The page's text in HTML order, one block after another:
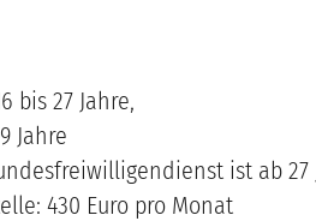
bis 27 Jahre,
Jahre
ist ab
430 Euro pro Monat